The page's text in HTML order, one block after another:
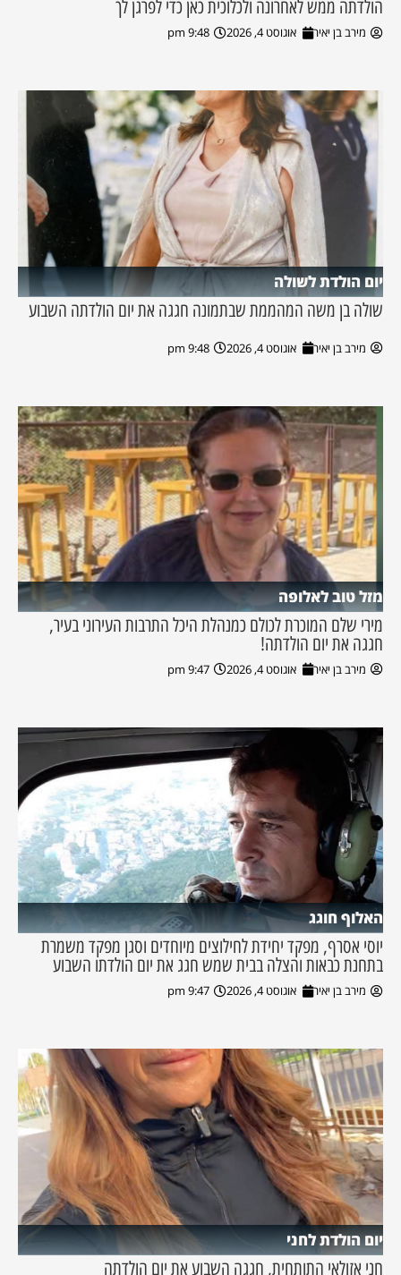
הולדתה ממש לאחרונה ולכלוכית כאן כדי לפרגן לך
מירב בן יאיר אוגוסט 4, 2026 9:48 pm
יום הולדת לשולה
שולה בן משה המהממת שבתמונה חגגה את יום הולדתה השבוע
מירב בן יאיר אוגוסט 4, 2026 9:48 pm
מזל טוב לאלופה
מירי שלם המוכרת לכולם כמנהלת היכל התרבות העירוני בעיר,
חגגה את יום הולדתה!
מירב בן יאיר אוגוסט 4, 2026 9:47 pm
האלוף חוגג
יוסי אסרף, מפקד יחידת לחילוצים מיוחדים וסגן מפקד משמרת
בתחנת כבאות והצלה בבית שמש חגג את יום הולדתו השבוע
מירב בן יאיר אוגוסט 4, 2026 9:47 pm
יום הולדת לחני
חני אזולאי התותחית, חגגה השבוע את יום הולדתה